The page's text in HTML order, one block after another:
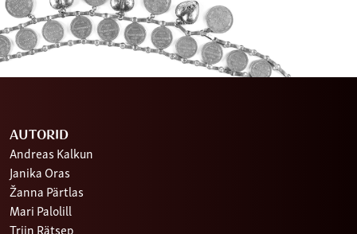
AUTORID
Andreas Kalkun
Janika Oras
Žanna Pärtlas
Mari Palolill
Triin Rätsep